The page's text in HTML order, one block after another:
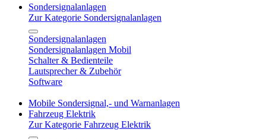
Sondersignalanlagen
Zur Kategorie Sondersignalanlagen
Sondersignalanlagen
Sondersignalanlagen Mobil
Schalter & Bedienteile
Lautsprecher & Zubehör
Software
Mobile Sondersignal,- und Warnanlagen
Fahrzeug Elektrik
Zur Kategorie Fahrzeug Elektrik